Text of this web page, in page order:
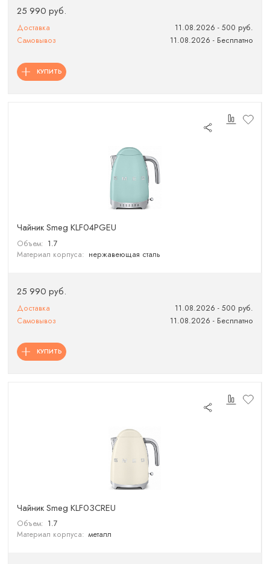
25 990 руб.
Доставка
11.08.2026 - 500 руб.
Самовывоз
11.08.2026 - Бесплатно
КУПИТЬ
Чайник Smeg KLF04PGEU
Объем: 1.7
Материал корпуса: нержавеющая сталь
25 990 руб.
Доставка
11.08.2026 - 500 руб.
Самовывоз
11.08.2026 - Бесплатно
КУПИТЬ
Чайник Smeg KLF03CREU
Объем: 1.7
Материал корпуса: металл